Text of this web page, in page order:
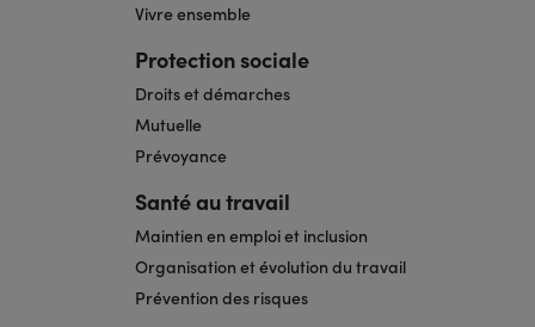
Vivre ensemble
Protection sociale
Droits et démarches
Mutuelle
Prévoyance
Santé au travail
Maintien en emploi et inclusion
Organisation et évolution du travail
Prévention des risques